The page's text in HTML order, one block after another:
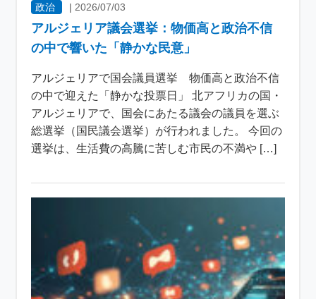
政治 | 2026/07/03
アルジェリア議会選挙：物価高と政治不信
の中で響いた「静かな民意」
アルジェリアで国会議員選挙 物価高と政治不信
の中で迎えた「静かな投票日」 北アフリカの国・
アルジェリアで、国会にあたる議会の議員を選ぶ
総選挙（国民議会選挙）が行われました。 今回の
選挙は、生活費の高騰に苦しむ市民の不満や […]